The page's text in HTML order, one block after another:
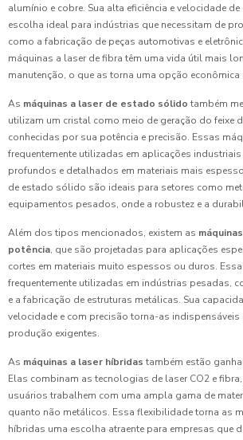
alumínio e cobre. Sua alta eficiência e velocidade
escolha ideal para indústrias que necessitam de
como a fabricação de peças automotivas e
máquinas a laser de fibra têm uma vida útil mais
manutenção, o que as torna uma opção
As máquinas a laser de estado sólido também
utilizam um cristal como meio de geração do feixe
conhecidas por sua potência e precisão. Essas
frequentemente utilizadas em aplicações industriais
profundos e detalhados em materiais mais
de estado sólido são ideais para setores como
equipamentos pesados, onde a robustez e a
Além dos tipos mencionados, existem as
potência, que são projetadas para aplicações
cortes em materiais muito espessos ou duros.
frequentemente utilizadas em indústrias pesadas,
e a fabricação de estruturas metálicas. Sua
velocidade e com precisão torna-as indispensáveis
produção exigentes.
As máquinas a laser híbridas também estão
Elas combinam as tecnologias de laser CO2 e
usuários trabalhem com uma ampla gama de
quanto não metálicos. Essa flexibilidade torna as
híbridas uma escolha atraente para empresas que